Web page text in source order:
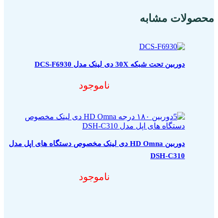
محصولات مشابه
دوربین تحت شبکه 30X دی لینک مدل DCS-F6930
ناموجود
دوربین HD Omna دی لینک مخصوص دستگاه های اپل مدل
DSH-C310
ناموجود